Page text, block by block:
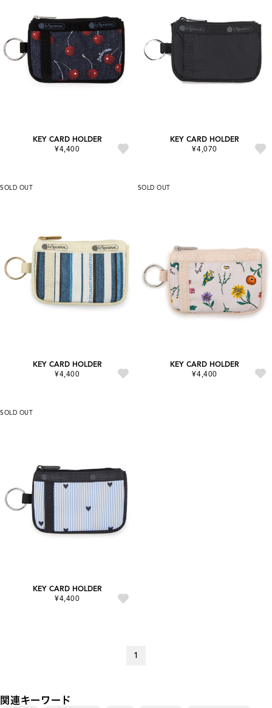
KEY CARD HOLDER
¥4,400
KEY CARD HOLDER
¥4,070
SOLD OUT
KEY CARD HOLDER
¥4,400
SOLD OUT
KEY CARD HOLDER
¥4,400
SOLD OUT
KEY CARD HOLDER
¥4,400
1
関連キーワード